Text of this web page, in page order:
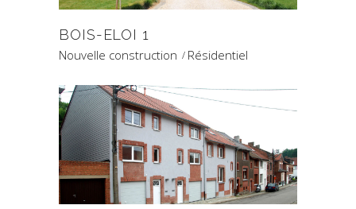
BOIS-ELOI 1
Nouvelle construction Résidentiel